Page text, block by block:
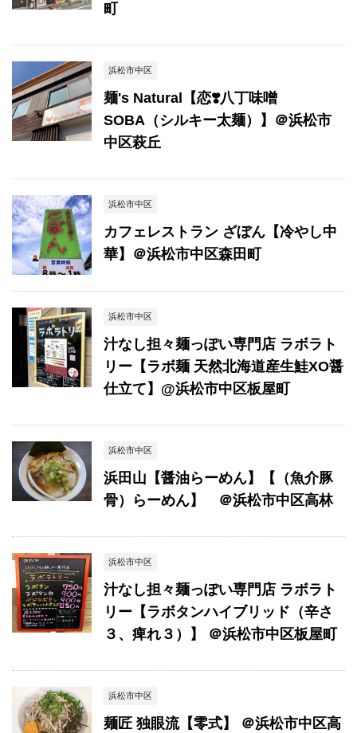
町
浜松市中区
麺's Natural【恋❣️八丁味噌
SOBA（シルキー太麺）】＠浜松市
中区萩丘
浜松市中区
カフェレストラン ざぼん【冷やし中
華】＠浜松市中区森田町
浜松市中区
汁なし担々麺っぽい専門店 ラボラト
リー【ラボ麺 天然北海道産生鮭XO醤
仕立て】@浜松市中区板屋町
浜松市中区
浜田山【醤油らーめん】【（魚介豚
骨）らーめん】 ＠浜松市中区高林
浜松市中区
汁なし担々麺っぽい専門店 ラボラト
リー【ラボタンハイブリッド（辛さ
３、痺れ３）】 ＠浜松市中区板屋町
浜松市中区
麺匠 独眼流【零式】 ＠浜松市中区高